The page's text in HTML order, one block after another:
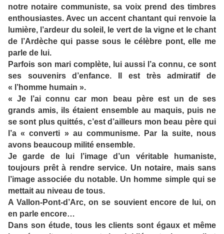
notre notaire communiste, sa voix prend des timbres
enthousiastes. Avec un accent chantant qui renvoie la
lumière, l’ardeur du soleil, le vert de la vigne et le chant
de l’Ardèche qui passe sous le célèbre pont, elle me
parle de lui.
Parfois son mari complète, lui aussi l’a connu, ce sont
ses souvenirs d’enfance. Il est très admiratif de
« l’homme humain ».
« Je l’ai connu car mon beau père est un de ses
grands amis, ils étaient ensemble au maquis, puis ne
se sont plus quittés, c’est d’ailleurs mon beau père qui
l’a « converti » au communisme. Par la suite, nous
avons beaucoup milité ensemble.
Je garde de lui l’image d’un véritable humaniste,
toujours prêt à rendre service. Un notaire, mais sans
l’image associée du notable. Un homme simple qui se
mettait au niveau de tous.
A Vallon-Pont-d’Arc, on se souvient encore de lui, on
en parle encore…
Dans son étude, tous les clients sont égaux et même